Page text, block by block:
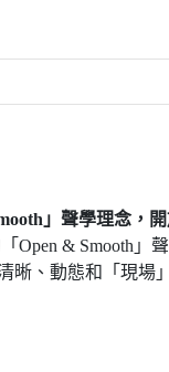
」聲學理念，
「Open & Smooth
晰、動態和「現場